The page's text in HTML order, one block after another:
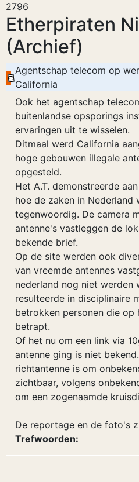
2796
Etherpiraten
(Archief)
Agentschap telecom op
California
Ook het agentschap
buitenlandse opsporings
ervaringen uit te wisselen.
Ditmaal werd California
hoge gebouwen illegale
opgesteld.
Het A.T. demonstreerde
hoe de zaken in Nederland
tegenwoordig. De camera
antenne's vastleggen de
bekende brief.
Op de site werden ook
van vreemde antennes
nederland nog niet werden
resulteerde in disciplinaire
betrokken personen die op
betrapt.
Of het nu om een link via
antenne ging is niet
richtantenne is om
zichtbaar, volgens
om een zogenaamde
De reportage en de foto's
Trefwoorden: